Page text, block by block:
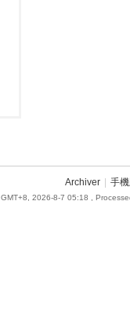
Archiver 手
GMT+8, 2026-8-7 05:18 ,